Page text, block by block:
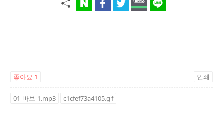
좋아요 1 인쇄
01-바보-1.mp3 c1cfef73a4105.gif